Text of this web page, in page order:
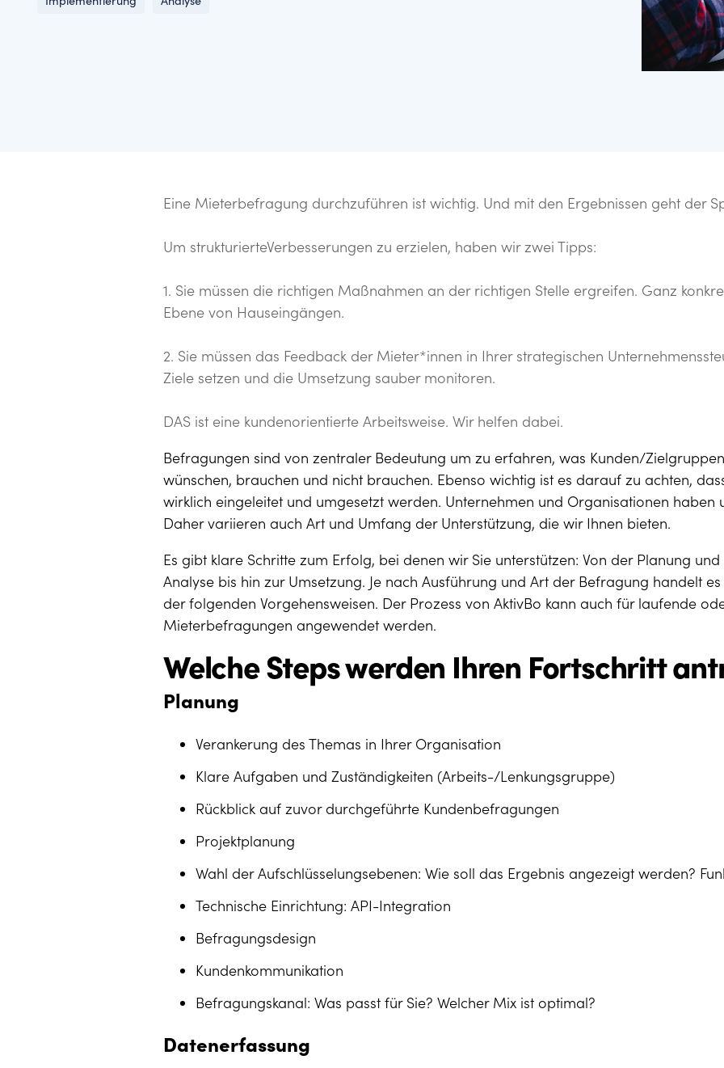
Eine Mieterbefragung durchzuführen ist wichtig. Und mit den Ergebnissen geht der
Um strukturierteVerbesserungen zu erzielen, haben wir zwei Tipps:
1. Sie müssen die richtigen Maßnahmen an der richtigen Stelle ergreifen. Ganz
Ebene von Hauseingängen.
2. Sie müssen das Feedback der Mieter*innen in Ihrer strategischen
Ziele setzen und die Umsetzung sauber monitoren.
DAS ist eine kundenorientierte Arbeitsweise. Wir helfen dabei.
Befragungen sind von zentraler Bedeutung um zu erfahren, was Kunden/
wünschen, brauchen und nicht brauchen. Ebenso wichtig ist es darauf zu achten,
wirklich eingeleitet und umgesetzt werden. Unternehmen und Organisationen haben
Daher variieren auch Art und Umfang der Unterstützung, die wir Ihnen bieten.
Es gibt klare Schritte zum Erfolg, bei denen wir Sie unterstützen: Von der Planung
Analyse bis hin zur Umsetzung. Je nach Ausführung und Art der Befragung handelt
der folgenden Vorgehensweisen. Der Prozess von AktivBo kann auch für laufende
Mieterbefragungen angewendet werden.
Welche Steps werden Ihren Fortschritt
Planung
Verankerung des Themas in Ihrer Organisation
Klare Aufgaben und Zuständigkeiten (Arbeits-/Lenkungsgruppe)
Rückblick auf zuvor durchgeführte Kundenbefragungen
Projektplanung
Wahl der Aufschlüsselungsebenen: Wie soll das Ergebnis angezeigt werden?
Technische Einrichtung: API-Integration
Befragungsdesign
Kundenkommunikation
Befragungskanal: Was passt für Sie? Welcher Mix ist optimal?
Datenerfassung